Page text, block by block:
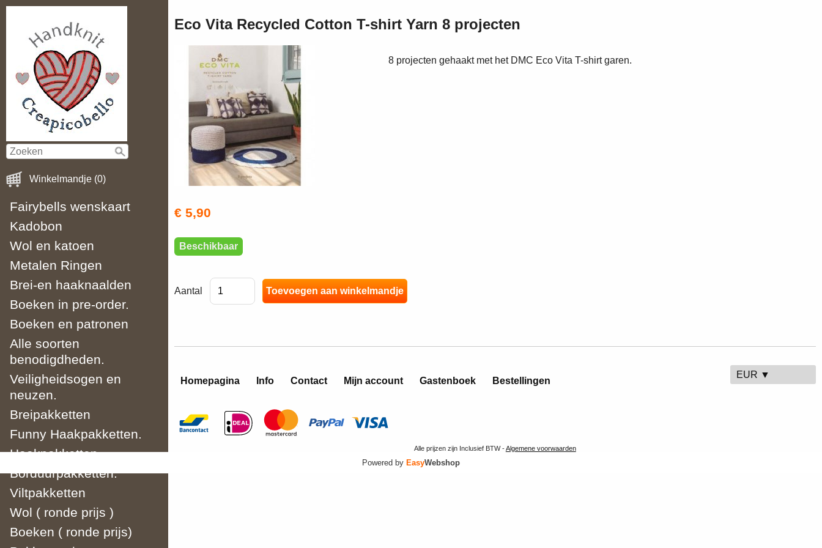
Winkelmandje (0)
Fairybells wenskaart
Kadobon
Wol en katoen
Metalen Ringen
Brei-en haaknaalden
Boeken in pre-order.
Boeken en patronen
Alle soorten
benodigdheden.
Veiligheidsogen en
neuzen.
Breipakketten
Funny Haakpakketten.
Haakpakketten
Borduurpakketten.
Viltpakketten
Wol ( ronde prijs )
Boeken ( ronde prijs)
Eco Vita Recycled Cotton T-shirt Yarn 8 projecten
8 projecten gehaakt met het DMC Eco Vita T-shirt garen.
€ 5,90
Beschikbaar
Aantal
Homepagina Info Contact Mijn account Gastenboek Bestellingen
EUR ▼
Alle prijzen zijn Inclusief BTW -Algemene voorwaarden
Powered by EasyWebshop